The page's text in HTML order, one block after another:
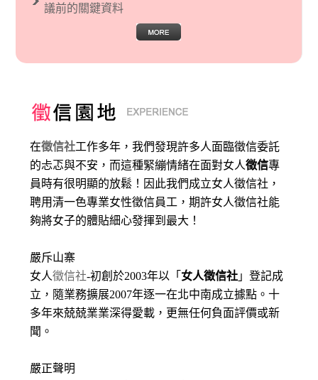
議前的關鍵資料
在徵信社工作多年，我們發現許多人面臨徵信委託
的忐忑與不安，而這種緊繃情緒在面對女人徵信專
員時有很明顯的放鬆！因此我們成立女人徵信社，
聘用清一色專業女性徵信員工，期許女人徵信社能
夠將女子的體貼細心發揮到最大 ！
嚴斥山寨
女人徵信社-初創於2003年以「 女人徵信社 」登記成
立，隨業務擴展2007年逐一在北中南成立據點。十
多年來兢兢業業深得愛載，更無任何負面評價或新
聞。
嚴正聲明